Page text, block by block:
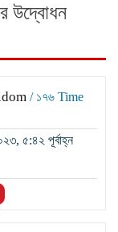
উদ্বোধন
/ ১৭৬ Time
৫:৪২ পূর্বাহ্ন